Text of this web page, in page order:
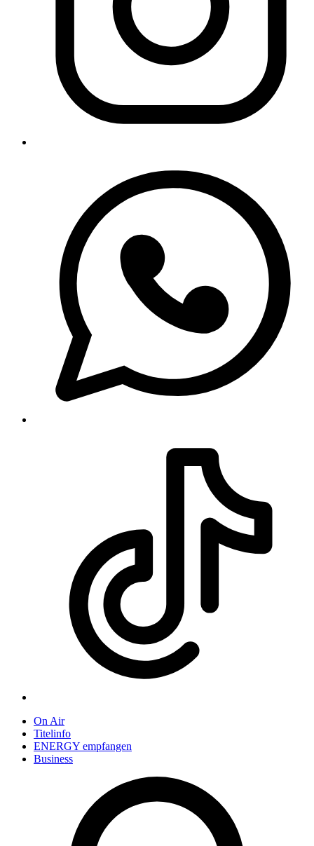
On Air
Titelinfo
ENERGY empfangen
Business